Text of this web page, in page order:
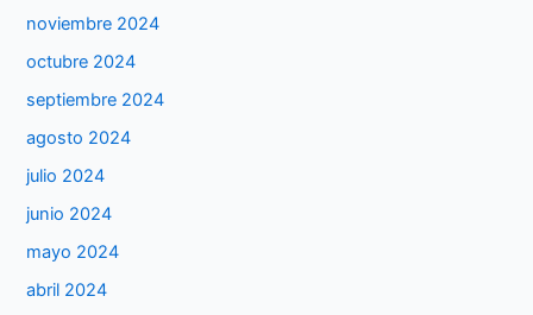
noviembre 2024
octubre 2024
septiembre 2024
agosto 2024
julio 2024
junio 2024
mayo 2024
abril 2024